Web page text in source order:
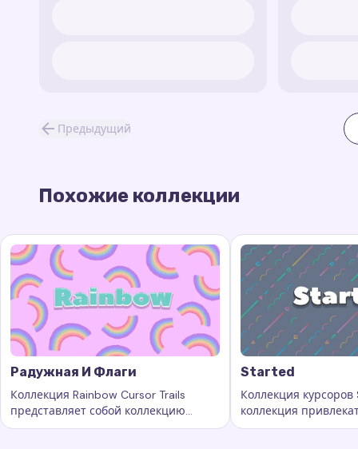
Предыдущий
Похожие коллекции
Радужная И Флаги
Коллекция Rainbow Cursor Trails
представляет собой коллекцию
захватывающих следов курсора
Ключевые слова:Радужная и флаги, кастомные следы
Started
Коллекция
коллекция
курсорных
Ключевые слова: